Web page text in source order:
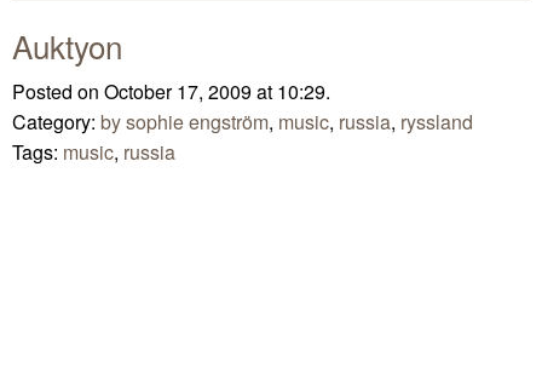
Auktyon
Posted on October 17, 2009 at 10:29.
Category: by sophie engström, music, russia, ryssland
Tags: music, russia